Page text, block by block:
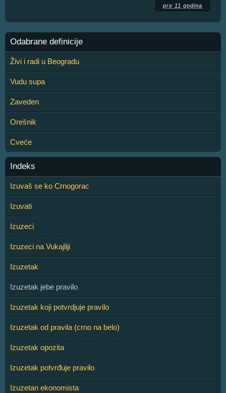
pre 11 godina
Odabrane definicije
Živi i radi u Beogradu
Vudu supa
Zaveden
Orešnik
Cveće
Indeks
Izuvaš se ko Crnogorac
Izuvati
Izuzeci
Izuzeci na Vukajliji
Izuzetak
Izuzetak jebe pravilo
Izuzetak koji potvrdjuje pravilo
Izuzetak od pravila (crno na belo)
Izuzetak opozita
Izuzetak potvrđuje pravilo
Izuzetan ekonomista